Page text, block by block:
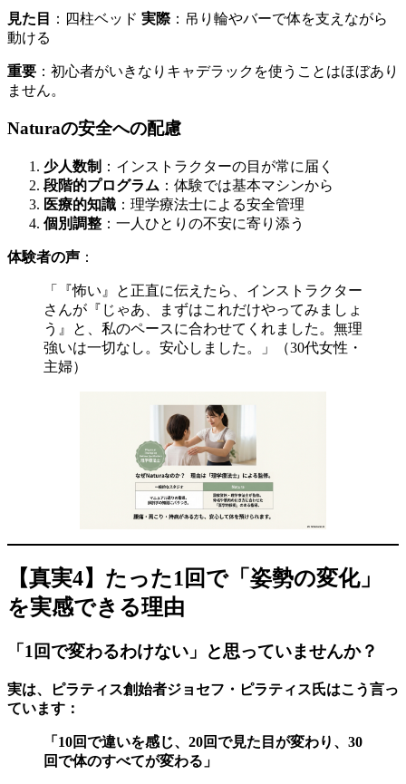
見た目 ：四柱ベッド 実際：吊り輪やバーで体を支えながら
動ける
重要 ：初心者がいきなりキャデラックを使うことはほぼあり
ません。
Naturaの安全への配慮
少人数制 ：インストラクターの目が常に届く
段階的プログラム ：体験では基本マシンから
医療的知識 ：理学療法士による安全管理
個別調整 ：一人ひとりの不安に寄り添う
体験者の声 ：
「『怖い』と正直に伝えたら、インストラクター
さんが『じゃあ、まずはこれだけやってみましょ
う』と、私のペースに合わせてくれました。無理
強いは一切なし。安心しました。」（30代女性・
主婦）
【真実4】たった1回で「姿勢の変化」
を実感できる理由
「1回で変わるわけない」と思っていませんか？
実は、ピラティス創始者ジョセフ・ピラティス氏はこう言っ
ています：
「10回で違いを感じ、20回で見た目が変わり、30
回で体のすべてが変わる」